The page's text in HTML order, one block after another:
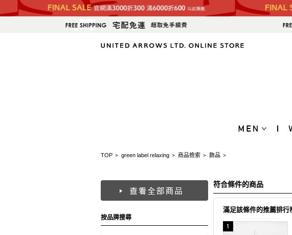
TOP > green label relaxing > 商品檢索 > 飾品 >
按品牌搜尋
符合條件的商品
滿足該條件的推薦排行